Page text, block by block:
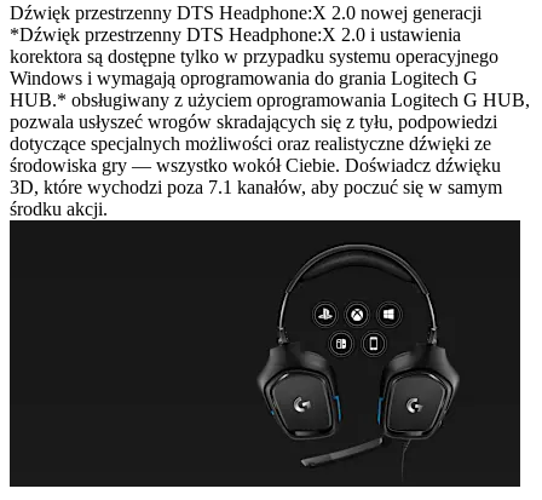
Dźwięk przestrzenny DTS Headphone:X 2.0 nowej generacji
*Dźwięk przestrzenny DTS Headphone:X 2.0 i ustawienia
korektora są dostępne tylko w przypadku systemu operacyjnego
Windows i wymagają oprogramowania do grania Logitech G
HUB.* obsługiwany z użyciem oprogramowania Logitech G HUB,
pozwala usłyszeć wrogów skradających się z tyłu, podpowiedzi
dotyczące specjalnych możliwości oraz realistyczne dźwięki ze
środowiska gry — wszystko wokół Ciebie. Doświadcz dźwięku
3D, które wychodzi poza 7.1 kanałów, aby poczuć się w samym
środku akcji.